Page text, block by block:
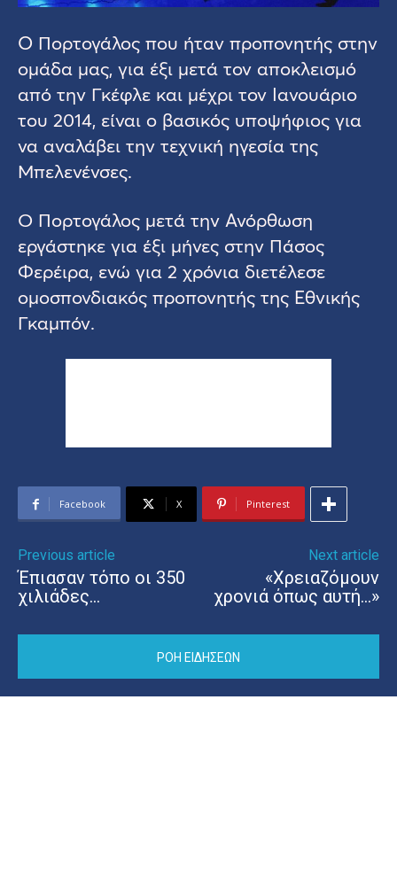
Ο Πορτογάλος που ήταν προπονητής στην
ομάδα μας, για έξι μετά τον αποκλεισμό
από την Γκέφλε και μέχρι τον Ιανουάριο
του 2014, είναι ο βασικός υποψήφιος για
να αναλάβει την τεχνική ηγεσία της
Μπελενένσες.
O Πορτογάλος μετά την Ανόρθωση
εργάστηκε για έξι μήνες στην Πάσος
Φερέιρα, ενώ για 2 χρόνια διετέλεσε
ομοσπονδιακός προπονητής της Εθνικής
Γκαμπόν.
Facebook X Pinterest
Previous article
Έπιασαν τόπο οι 350
χιλιάδες…
Next article
«Χρειαζόμουν
χρονιά όπως αυτή…»
ΡΟΗ ΕΙΔΗΣΕΩΝ